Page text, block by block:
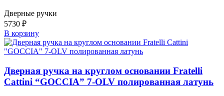
Дверные ручки
5730 ₽
В корзину
Дверная ручка на круглом основании Fratelli
Cattini “GOCCIA” 7-OLV полированная латунь